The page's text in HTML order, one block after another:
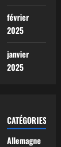
février
2025
janvier
2025
CATÉGORIES
Allemagne